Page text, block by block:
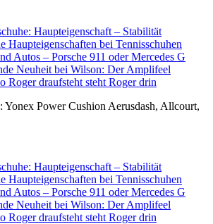
Haupteigenschaft – Stabilität
Haupteigenschaften bei Tennisschuhen
Autos – Porsche 911 oder Mercedes G
Neuheit bei Wilson: Der Amplifeel
Roger draufsteht steht Roger drin
Yonex Power Cushion Aerusdash, Allcourt,
Haupteigenschaft – Stabilität
Haupteigenschaften bei Tennisschuhen
Autos – Porsche 911 oder Mercedes G
Neuheit bei Wilson: Der Amplifeel
Roger draufsteht steht Roger drin